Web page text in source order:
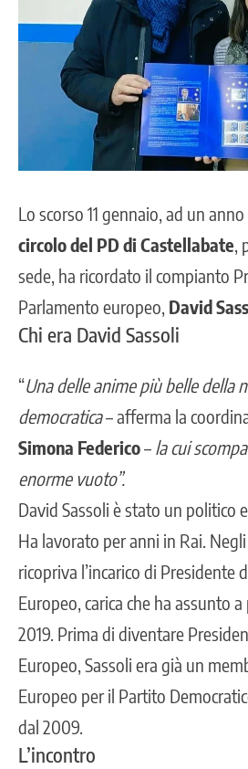
Lo scorso 11 gennaio, ad un
circolo del PD di Castellabate,
sede, ha ricordato il compianto
Parlamento europeo, David
Chi era David Sassoli
“Una delle anime più belle della
democratica– afferma la
Simona Federico– la cui
enorme vuoto”.
David Sassoli è stato un politico
Ha lavorato per anni in Rai.
ricopriva l’incarico di Presidente
Europeo, carica che ha assunto
2019. Prima di diventare
Europeo, Sassoli era già un
Europeo per il Partito
dal 2009.
L’incontro